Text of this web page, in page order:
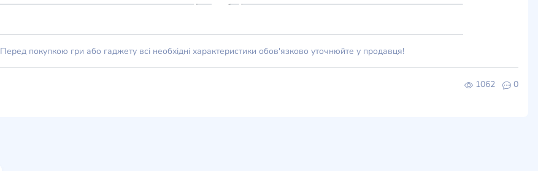
Перед покупкою гри або гаджету всі необхідні характеристики обов'язково уточнюйте у продавця!
1062 0